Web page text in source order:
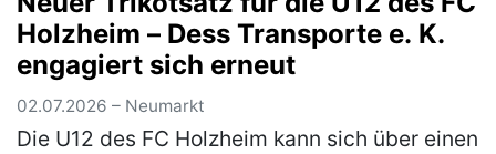
besu…(mehr)
Holzheim – Dess Transporte e. K.
engagiert sich erneut
02.07.2026 – Neumarkt
Die U12 des FC Holzheim kann sich über einen